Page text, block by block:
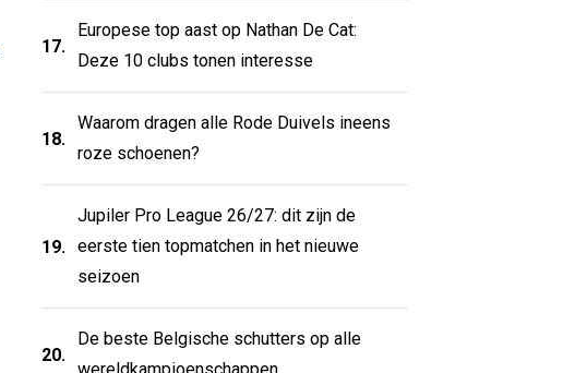
17.
Europese top aast op Nathan De Cat:
Deze 10 clubs tonen interesse
18.
Waarom dragen alle Rode Duivels ineens
roze schoenen?
19.
Jupiler Pro League 26/27: dit zijn de
eerste tien topmatchen in het nieuwe
seizoen
20.
De beste Belgische schutters op alle